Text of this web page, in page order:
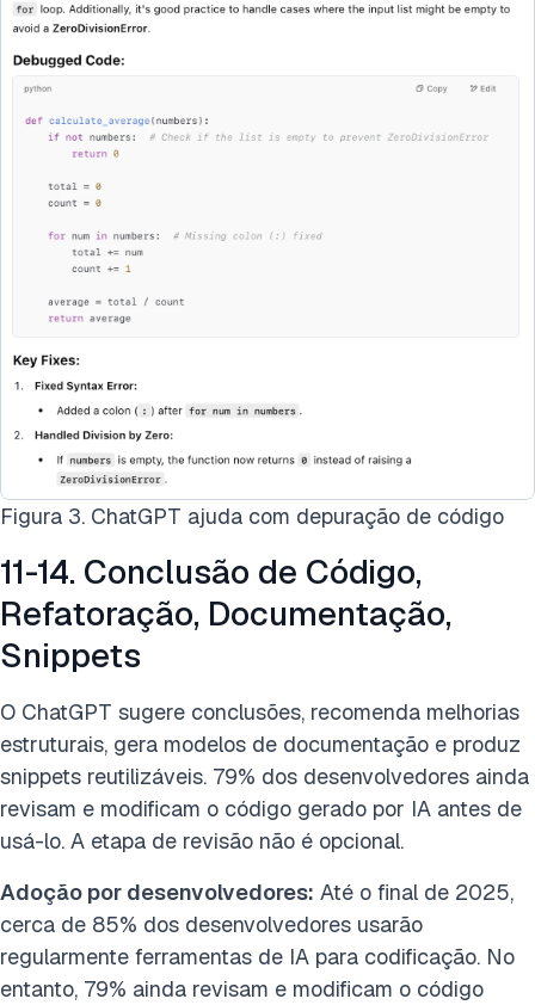
Figura 3. ChatGPT ajuda com depuração de código
11-14. Conclusão de Código,
Refatoração, Documentação,
Snippets
O ChatGPT sugere conclusões, recomenda melhorias
estruturais, gera modelos de documentação e produz
snippets reutilizáveis. 79% dos desenvolvedores ainda
revisam e modificam o código gerado por IA antes de
usá-lo. A etapa de revisão não é opcional.
Adoção por desenvolvedores: Até o final de 2025,
cerca de 85% dos desenvolvedores usarão
regularmente ferramentas de IA para codificação. No
entanto, 79% ainda revisam e modificam o código